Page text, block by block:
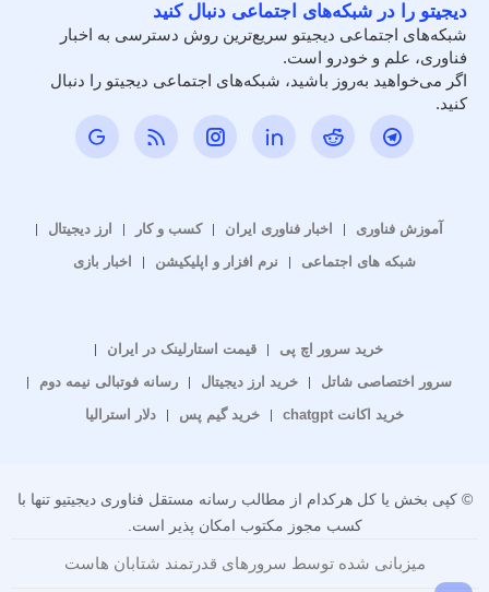
دیجیتو را در شبکه‌های اجتماعی دنبال کنید
شبکه‌های اجتماعی دیجیتو سریع‌ترین روش دسترسی به اخبار
فناوری، علم و خودرو است.
اگر می‌خواهید به‌روز باشید، شبکه‌های اجتماعی دیجیتو را دنبال
کنید.
آموزش فناوری اخبار فناوری ایران کسب و کار
ارز دیجیتال
شبکه های اجتماعی
نرم افزار و اپلیکیشن اخبار بازی
خرید سرور اچ پی
قیمت استارلینک در ایران
سرور اختصاصی شاتل
خرید ارز دیجیتال
رسانه فوتبالی نیمه دوم
خرید اکانت chatgpt
خرید گیم پس دلار استرالیا
© کپی بخش یا کل هرکدام از مطالب رسانه مستقل فناوری دیجیتیو تنها با
کسب مجوز مکتوب امکان پذیر است.
میزبانی شده توسط سرورهای قدرتمند شتابان هاست